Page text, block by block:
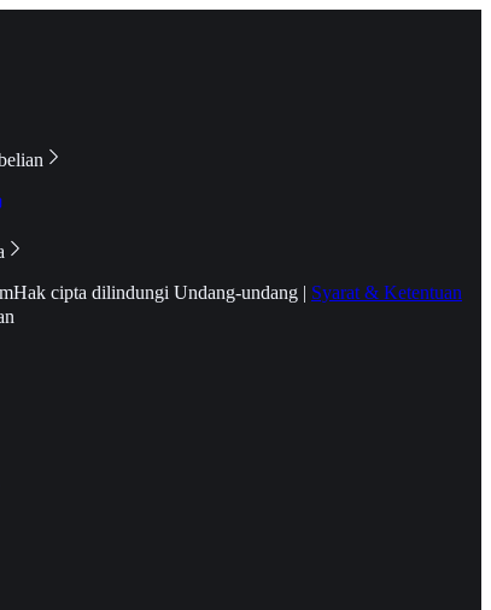
Hak cipta dilindungi Undang-undang | Syarat & Ketentuan